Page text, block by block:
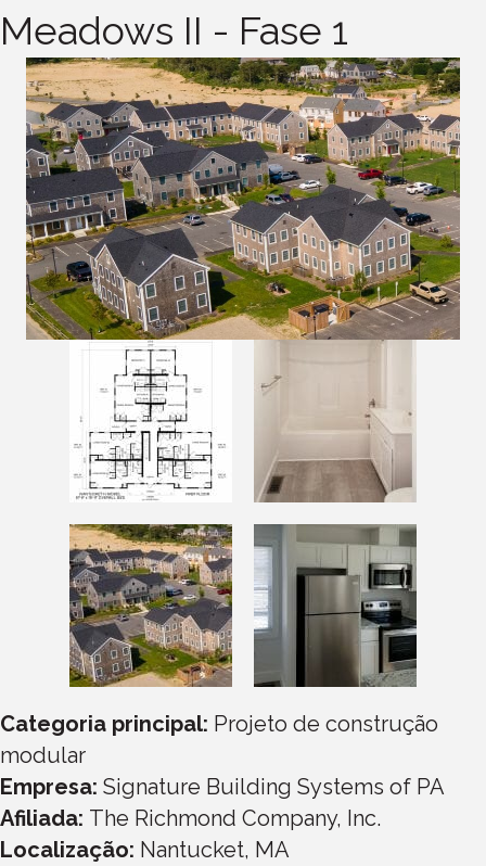
Meadows II - Fase 1
Categoria principal: Projeto de construção
modular
Empresa: Signature Building Systems of PA
Afiliada: The Richmond Company, Inc.
Localização: Nantucket, MA